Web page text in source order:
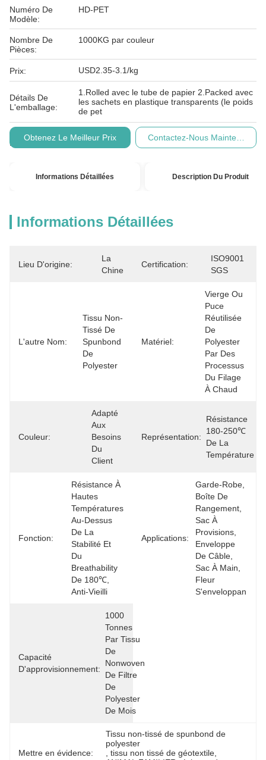
Numéro De
Modèle:
HD-PET
Nombre De
Pièces:
1000KG par couleur
Prix: USD2.35-3.1/kg
Détails De
L'emballage:
1.Rolled avec le tube de papier 2.Packed avec
les sachets en plastique transparents (le poids
de pet
Conditions De
Paiement:
T/T.
Obtenez Le Meilleur Prix Contactez-Nous Maintenant
Informations Détaillées Description Du Produit
Informations Détaillées
Lieu D'origine:
La
Chine
Certification:
ISO9001
SGS
L'autre Nom:
Tissu Non-
Tissé De
Spunbond
De
Polyester
Matériel:
Vierge Ou
Puce
Réutilisée
De
Polyester
Par Des
Processus
Du Filage
À Chaud
Couleur:
Adapté
Aux
Besoins
Du
Client
Représentation:
Résistance
180-250℃
De La
Température
Fonction:
Résistance À
Hautes
Températures
Au-Dessus
De La
Stabilité Et
Du
Breathability
De 180℃,
Anti-Vieilli
Applications:
Garde-Robe,
Boîte De
Rangement,
Sac À
Provisions,
Enveloppe
De Câble,
Sac À Main,
Fleur
S'enveloppan
Capacité
D'approvisionnement:
1000
Tonnes
Par Tissu
De
Nonwoven
De Filtre
De
Polyester
De Mois
Mettre en évidence:
Tissu non-tissé de spunbond de
polyester
, tissu non tissé de géotextile